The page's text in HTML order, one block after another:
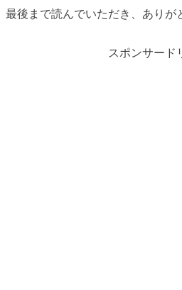
最後まで読んでいただき、ありが
スポンサード